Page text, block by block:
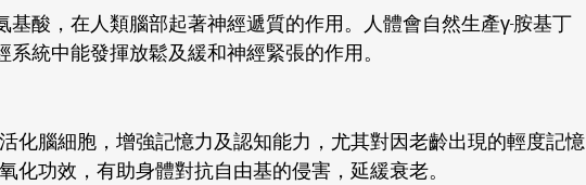
基酸，在人類腦部起著神經遞質的作用。人體會自然生產γ-胺基丁
系統中能發揮放鬆及緩和神經緊張的作用。
化腦細胞，增強記憶力及認知能力，尤其對因老齡出現的輕度記憶
化功效，有助身體對抗自由基的侵害，延緩衰老。